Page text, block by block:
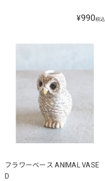
¥990税込
フラワーベース ANIMAL VASE
D